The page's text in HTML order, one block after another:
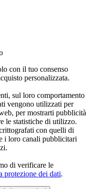
con il tuo consenso
personalizzata.
sul loro comportamento
vengono utilizzati per
per mostrarti pubblicità
le statistiche di utilizzo.
con quelli di
i loro canali pubblicitari
di verificare le
protezione dei dati.